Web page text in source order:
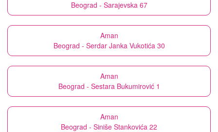
Beograd - Sarajevska 67
Aman
Beograd - Serdar Janka Vukotića 30
Aman
Beograd - Sestara Bukumirović 1
Aman
Beograd - Siniše Stankovića 22